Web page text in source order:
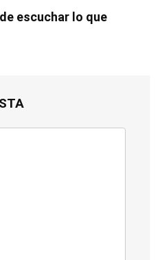
escuchar lo que